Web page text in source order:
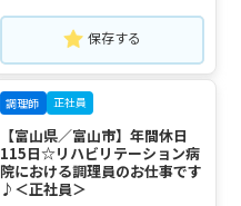
保存する
調理師 正社員
【富山県／富山市】年間休日
115日☆リハビリテーション病
院における調理員のお仕事です
♪＜正社員＞